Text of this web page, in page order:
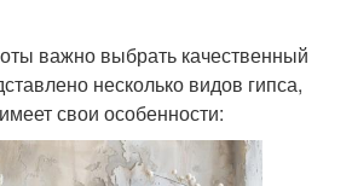
важно выбрать качественный
несколько видов гипса,
свои особенности: